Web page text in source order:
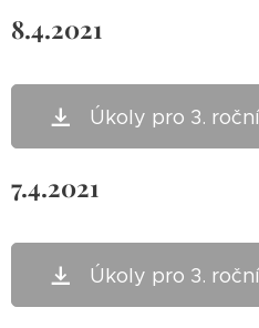
8.4.2021
Úkoly pro 3.
7.4.2021
Úkoly pro 3.